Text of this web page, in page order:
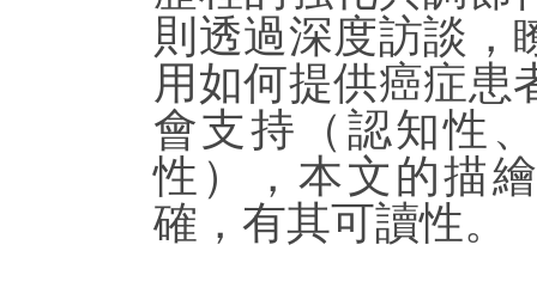
則透過深度訪談，
用如何提供癌症患
會支持（認知性
性），本文的描
確，有其可讀性。